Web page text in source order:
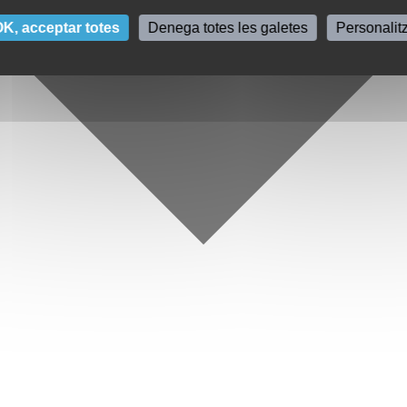
acceptar totes Denega totes les galetes